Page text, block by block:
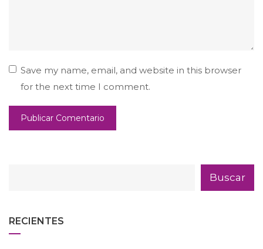
Save my name, email, and website in this browser
for the next time I comment.
Buscar
RECIENTES